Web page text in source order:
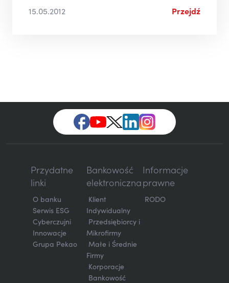
15.05.2012 Przejdź
Przydatne
linki
O banku
Serwis ESG
Cyberczujni
Innowacje
Grupa Pekao
Bankowość
elektroniczna
Klient
Indywidualny
Przedsiębiorcy i
Mikrofirmy
Małe i Średnie
Firmy
Korporacje
Bankowość
Informacje
prawne
RODO